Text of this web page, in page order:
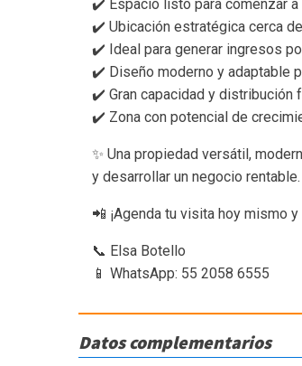
✔️ Espacio listo para comenzar a
✔️ Ubicación estratégica cerca
✔️ Ideal para generar ingresos
✔️ Diseño moderno y adaptable
✔️ Gran capacidad y distribución
✔️ Zona con potencial de
✨ Una propiedad versátil,
y desarrollar un negocio rentable.
📲 ¡Agenda tu visita hoy mismo
📞 Elsa Botello
📱 WhatsApp: 55 2058 6555
Datos complementarios